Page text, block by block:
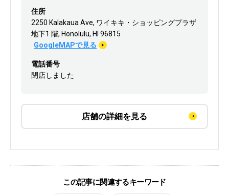
住所
2250 Kalakaua Ave, ワイキキ・ショッピングプラザ
地下1 階, Honolulu, HI 96815
GoogleMAPで見る
電話番号
閉店しました
店舗の詳細を見る
この記事に関連するキーワード